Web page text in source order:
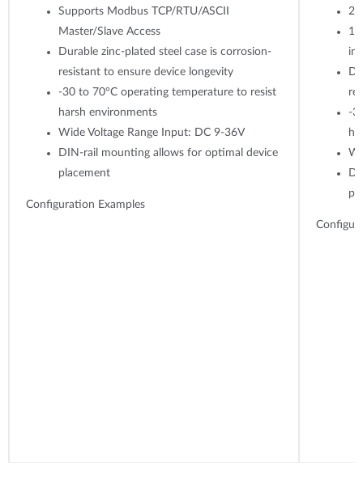
Supports Modbus TCP/RTU/ASCII
Master/Slave Access
Durable zinc-plated steel case is corrosion-
resistant to ensure device longevity
-30 to 70°C operating temperature to resist
harsh environments
Wide Voltage Range Input: DC 9-36V
DIN-rail mounting allows for optimal device
placement
Configuration Examples
2
1
-